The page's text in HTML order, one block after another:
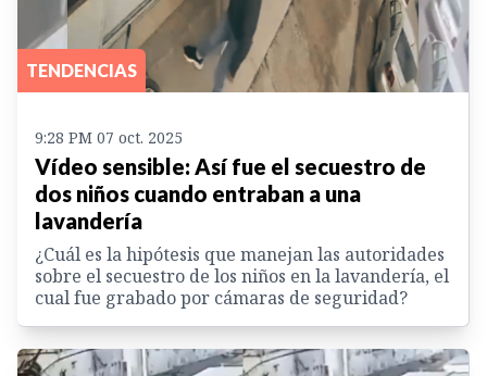
TENDENCIAS
9:28 PM 07 oct. 2025
Vídeo sensible: Así fue el secuestro de
dos niños cuando entraban a una
lavandería
¿Cuál es la hipótesis que manejan las autoridades
sobre el secuestro de los niños en la lavandería, el
cual fue grabado por cámaras de seguridad?